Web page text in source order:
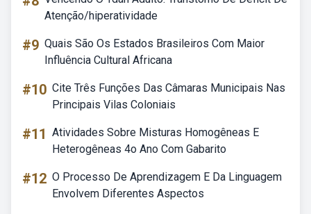
Atenção/hiperatividade
#9 Quais São Os Estados Brasileiros Com Maior
Influência Cultural Africana
#10 Cite Três Funções Das Câmaras Municipais Nas
Principais Vilas Coloniais
#11 Atividades Sobre Misturas Homogêneas E
Heterogêneas 4o Ano Com Gabarito
#12 O Processo De Aprendizagem E Da Linguagem
Envolvem Diferentes Aspectos